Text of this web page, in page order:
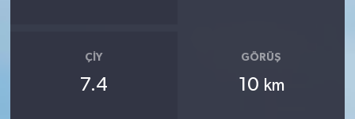
ÇIY
7.4
GÖRÜŞ
10 km